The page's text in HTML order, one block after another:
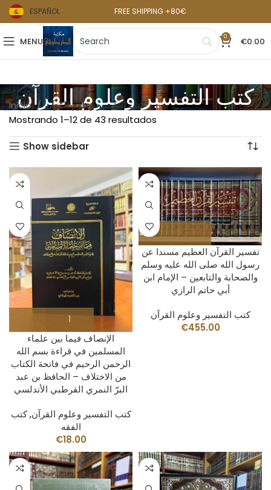
ESPAÑOL FREE SHIPPING +80€
MENU 0 €0.00
كتب التفسير وعلوم القرآن
Inicio
كتب التفسير وعلوم القرآن
Mostrando 1–12 de 43 resultados
Show sidebar
الإنصاف فيما بين علماء
المسلمين في قراءة بسم الله
الرحمن الرحيم في فاتحة الكتاب
من الاختلاف – الحافظ بن عبد
البرّ النمري القرطبي الأندلسي
كتب التفسير وعلوم القرآن,كتب
الفقه
€18.00
تفسير القرآن العظيم مسندا عن
رسول الله صلى الله عليه وسلم
والصحابة والتابعين – الإمام ابن
أبي حاتم الرازي
كتب التفسير وعلوم القرآن
€455.00